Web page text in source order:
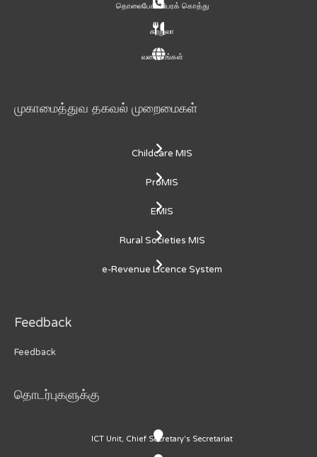
தொலைபேசி விபரக் கொத்து
சுற்றுலா
வரைபடங்கள்
முகாமைத்துவ தகவல் முறைமைகள்
Childcare MIS
ProMIS
EMIS
Rural Societies MIS
e-Revenue Licence System
Feedback
Feedback
தொடர்புகளுக்கு
ICT Unit, Chief Secretary's Secretariat